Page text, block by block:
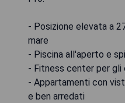
- Posizione elevata a
mare
- Piscina all'aperto e
- Fitness center per gli
- Appartamenti con
e ben arredati